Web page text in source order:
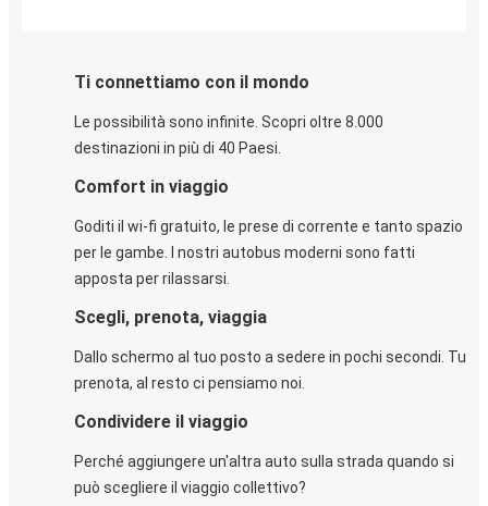
Ti connettiamo con il mondo
Le possibilità sono infinite. Scopri oltre 8.000
destinazioni in più di 40 Paesi.
Comfort in viaggio
Goditi il wi-fi gratuito, le prese di corrente e tanto spazio
per le gambe. I nostri autobus moderni sono fatti
apposta per rilassarsi.
Scegli, prenota, viaggia
Dallo schermo al tuo posto a sedere in pochi secondi. Tu
prenota, al resto ci pensiamo noi.
Condividere il viaggio
Perché aggiungere un'altra auto sulla strada quando si
può scegliere il viaggio collettivo?